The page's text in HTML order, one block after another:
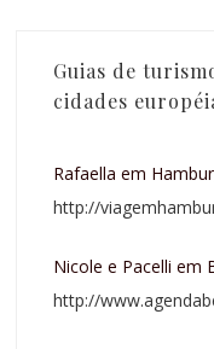
Guias de
cidades
Rafaella em
http://
Nicole e Pacelli em
http://